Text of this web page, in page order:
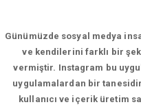
Günümüzde sosyal medya
ve kendilerini farklı bir
vermiştir. Instagram bu
uygulamalardan bir
kullanıcı ve içerik üretim